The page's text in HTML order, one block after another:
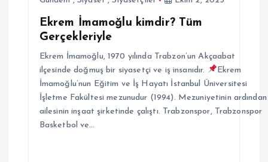
Ekrem İmamoğlu kimdir? Tüm
Gerçekleriyle
Ekrem İmamoğlu, 1970 yılında Trabzon’un Akçaabat
ilçesinde doğmuş bir siyasetçi ve iş insanıdır.
Ekrem
İmamoğlu’nun Eğitim ve İş Hayatı İstanbul Üniversitesi
İşletme Fakültesi mezunudur (1994). Mezuniyetinin ardından
ailesinin inşaat şirketinde çalıştı. Trabzonspor, Trabzonspor
Basketbol ve…